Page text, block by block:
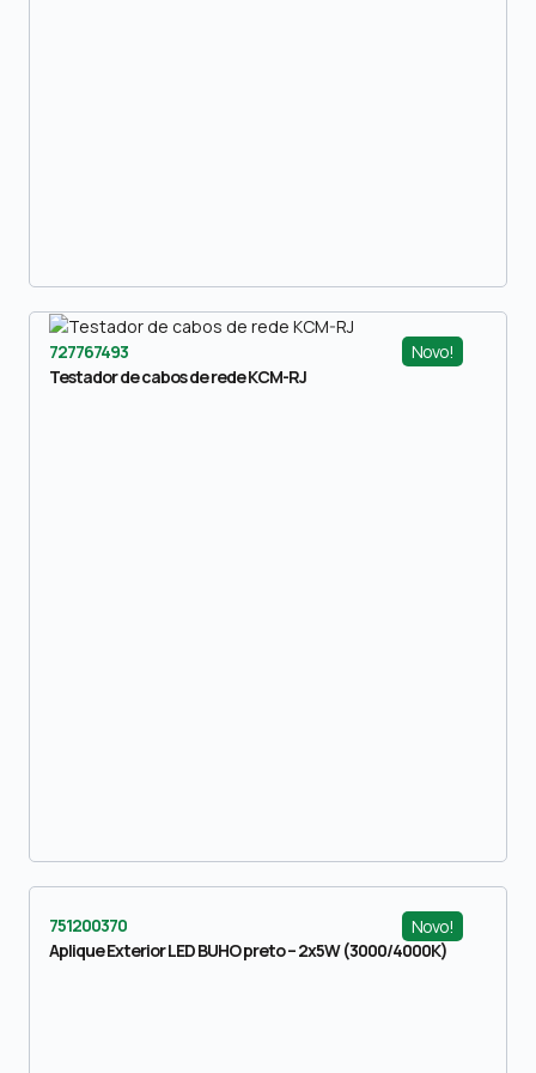
Novo!
727767493
Testador de cabos de rede KCM-RJ
Novo!
751200370
Aplique Exterior LED BUHO preto – 2x5W (3000/4000K)